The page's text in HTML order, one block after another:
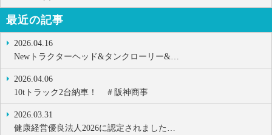
最近の記事
2026.04.16
Newトラクターヘッド&タンクローリー&…
2026.04.06
10tトラック2台納車！ ＃阪神商事
2026.03.31
健康経営優良法人2026に認定されました…